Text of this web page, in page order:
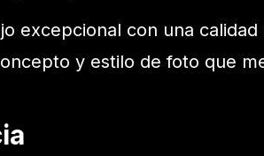
excepcional con una
y estilo de foto que